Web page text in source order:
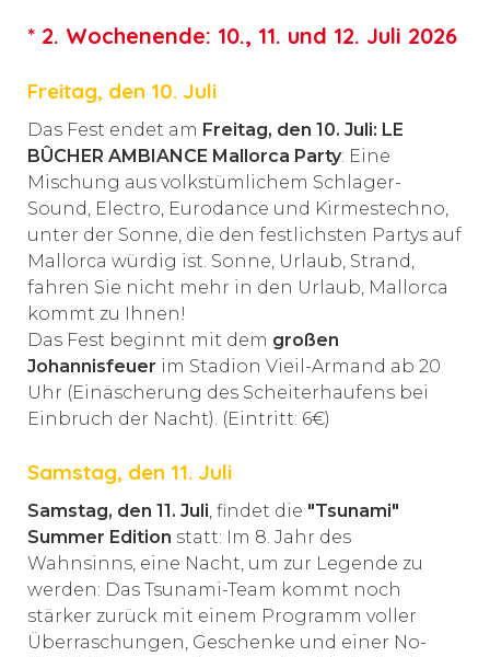
* 2. Wochenende: 10., 11. und 12. Juli 2026
Freitag, den 10. Juli
Das Fest endet am Freitag, den 10. Juli: LE
BÛCHER AMBIANCE Mallorca Party: Eine
Mischung aus volkstümlichem Schlager-
Sound, Electro, Eurodance und Kirmestechno,
unter der Sonne, die den festlichsten Partys auf
Mallorca würdig ist. Sonne, Urlaub, Strand,
fahren Sie nicht mehr in den Urlaub, Mallorca
kommt zu Ihnen!
Das Fest beginnt mit dem großen
Johannisfeuer im Stadion Vieil-Armand ab 20
Uhr (Einäscherung des Scheiterhaufens bei
Einbruch der Nacht). (Eintritt: 6€)
Samstag, den 11. Juli
Samstag, den 11. Juli, findet die "Tsunami"
Summer Edition statt: Im 8. Jahr des
Wahnsinns, eine Nacht, um zur Legende zu
werden: Das Tsunami-Team kommt noch
stärker zurück mit einem Programm voller
Überraschungen, Geschenke und einer No-